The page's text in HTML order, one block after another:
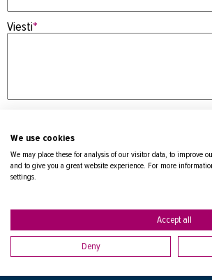
Viesti*
Tietosuojaseloste
We use cookies
We may place these for analysis of our visitor data, to improve
and to give you a great website experience. For more
settings.
Accept all
Deny